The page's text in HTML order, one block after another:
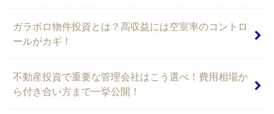
ガラボロ物件投資とは？高収益には空室率のコントロ
ールがカギ！
不動産投資で重要な管理会社はこう選べ！費用相場か
ら付き合い方まで一挙公開！